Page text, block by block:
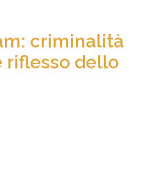
criminalità
riflesso dello